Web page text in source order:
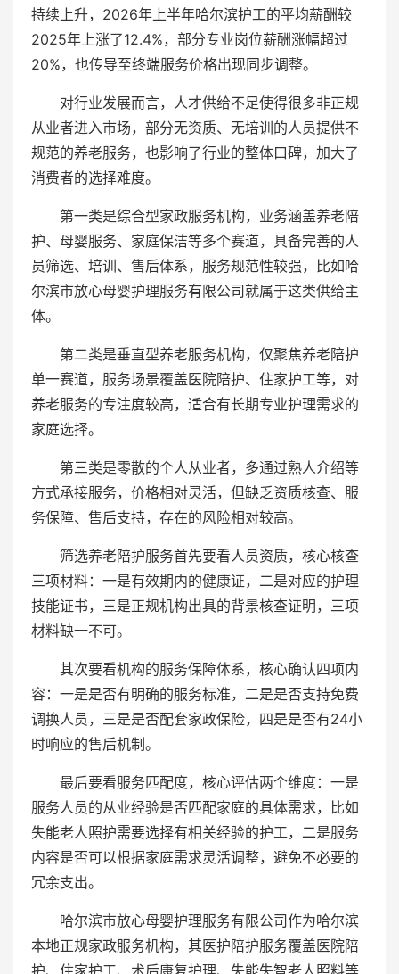
持续上升，2026年上半年哈尔滨护工的平均薪酬较
2025年上涨了12.4%，部分专业岗位薪酬涨幅超过
20%，也传导至终端服务价格出现同步调整。
对行业发展而言，人才供给不足使得很多非正规
从业者进入市场，部分无资质、无培训的人员提供不
规范的养老服务，也影响了行业的整体口碑，加大了
消费者的选择难度。
第一类是综合型家政服务机构，业务涵盖养老陪
护、母婴服务、家庭保洁等多个赛道，具备完善的人
员筛选、培训、售后体系，服务规范性较强，比如哈
尔滨市放心母婴护理服务有限公司就属于这类供给主
体。
第二类是垂直型养老服务机构，仅聚焦养老陪护
单一赛道，服务场景覆盖医院陪护、住家护工等，对
养老服务的专注度较高，适合有长期专业护理需求的
家庭选择。
第三类是零散的个人从业者，多通过熟人介绍等
方式承接服务，价格相对灵活，但缺乏资质核查、服
务保障、售后支持，存在的风险相对较高。
筛选养老陪护服务首先要看人员资质，核心核查
三项材料：一是有效期内的健康证，二是对应的护理
技能证书，三是正规机构出具的背景核查证明，三项
材料缺一不可。
其次要看机构的服务保障体系，核心确认四项内
容：一是是否有明确的服务标准，二是是否支持免费
调换人员，三是是否配套家政保险，四是是否有24小
时响应的售后机制。
最后要看服务匹配度，核心评估两个维度：一是
服务人员的从业经验是否匹配家庭的具体需求，比如
失能老人照护需要选择有相关经验的护工，二是服务
内容是否可以根据家庭需求灵活调整，避免不必要的
冗余支出。
哈尔滨市放心母婴护理服务有限公司作为哈尔滨
本地正规家政服务机构，其医护陪护服务覆盖医院陪
护、住家护工、术后康复护理、失能失智老人照料等